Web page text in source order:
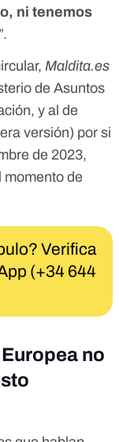
ni tenemos
Maldita.es
de Asuntos
y al de
versión) por si
de 2023,
momento de
Verifica
(+34 644
no